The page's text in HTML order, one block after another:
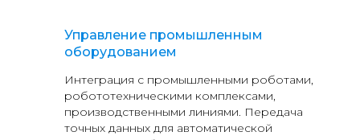
Управление промышленным
оборудованием
Интеграция с промышленными роботами,
робототехническими комплексами,
производственными линиями. Передача
точных данных для автоматической